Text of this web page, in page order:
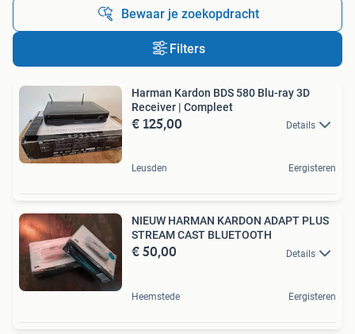
Bewaar je zoekopdracht
Filters
Harman Kardon BDS 580 Blu-ray 3D
Receiver | Compleet
€ 125,00 Details
Leusden Eergisteren
NIEUW HARMAN KARDON ADAPT PLUS
STREAM CAST BLUETOOTH
€ 50,00 Details
Heemstede Eergisteren